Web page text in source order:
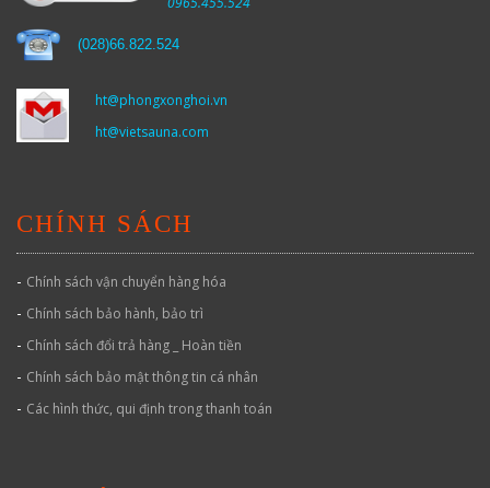
(028)66.822.524
ht@phongxonghoi.vn
ht@vietsauna.com
CHÍNH SÁCH
- Chính sách vận chuyển hàng hóa
- Chính sách bảo hành, bảo trì
- Chính sách đổi trả hàng _ Hoàn tiền
- Chính sách bảo mật thông tin cá nhân
- Các hình thức, qui định trong thanh toán